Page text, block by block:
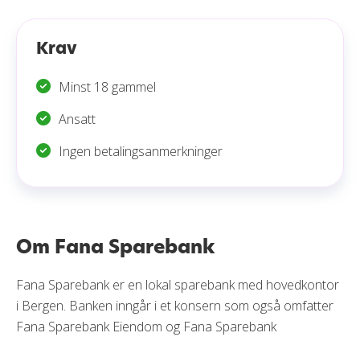
Krav
Minst 18 gammel
Ansatt
Ingen betalingsanmerkninger
Om Fana Sparebank
Fana Sparebank er en lokal sparebank med hovedkontor
i Bergen. Banken inngår i et konsern som også omfatter
Fana Sparebank Eiendom og Fana Sparebank